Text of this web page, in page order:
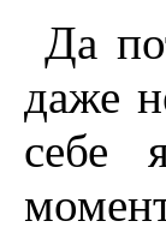
Да
даже
себе